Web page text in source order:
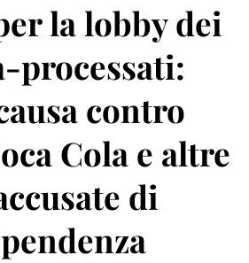
la lobby dei
processati:
contro
Cola e altre
di